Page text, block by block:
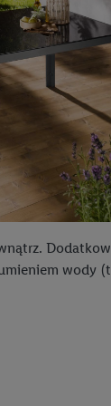
wody